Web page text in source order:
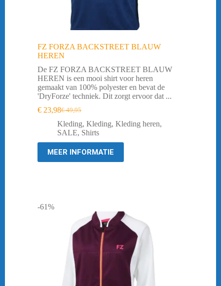
FZ FORZA BACKSTREET BLAUW
HEREN
De FZ FORZA BACKSTREET BLAUW
HEREN is een mooi shirt voor heren
gemaakt van 100% polyester en bevat de
'DryForze' techniek. Dit zorgt ervoor dat ...
€49,95
Oorspronkelijke
prijs
was:
€ 49,95.
€ 23,98Huidige
prijs
is:
€ 23,98.
Kleding, Kleding, Kleding heren,
SALE, Shirts
MEER INFORMATIE
-61%